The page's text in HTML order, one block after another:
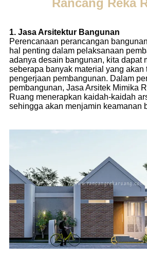
1. Jasa Arsitektur Bangunan
Perencanaan perancangan
hal penting dalam pelaksanaan
adanya desain bangunan, kita dapat
seberapa banyak material yang akan
pengerjaan pembangunan. Dalam
pembangunan, Jasa Arsitek Mimika
Ruang menerapkan kaidah-kaidah
sehingga akan menjamin keamanan